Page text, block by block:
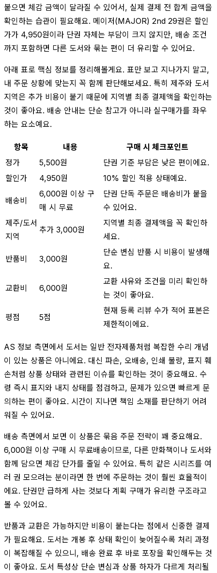
붙으면 체감 금액이 달라질 수 있어서, 실제 결제 전 합계 금액을
확인하는 습관이 필요해요. 메이저(MAJOR) 2nd 29권은 할인
가가 4,950원이라 단권 자체는 부담이 크지 않지만, 배송 조건
까지 포함하면 다른 도서와 묶는 편이 더 유리할 수 있어요.
아래 표로 핵심 정보를 정리해볼게요. 표만 보고 지나가지 말고,
내 주문 상황에 맞는지 꼭 함께 판단해보세요. 특히 제주와 도서
지역은 추가 비용이 붙기 때문에 지역별 최종 결제액을 확인하는
것이 좋아요. 배송 안내는 단순 참고가 아니라 실구매가를 좌우
하는 요소예요.
항목 내용
구매 시 체크포인트
정가
5,500원
단권 기준 부담은 낮은 편이에요.
할인가
4,950원 10% 할인 적용 상태예요.
배송비
6,000원 이상 구
매 시 무료
단권 단독 주문은 배송비가 붙을
수 있어요.
제주/도서
지역
추가 3,000원
지역별 최종 결제액을 꼭 확인하
세요.
반품비 3,000원
단순 변심 반품 시 비용이 발생해
요.
교환비 6,000원
교환 사유와 조건을 미리 확인하
는 것이 좋아요.
평점 5점
현재 등록 리뷰 수가 적어 표본은
제한적이에요.
AS 정보 측면에서 도서는 일반 전자제품처럼 복잡한 수리 개념
이 있는 상품은 아니에요. 대신 파손, 오배송, 인쇄 불량, 표지 훼
손처럼 상품 상태와 관련된 이슈를 확인하는 것이 중요해요. 수
령 즉시 표지와 내지 상태를 점검하고, 문제가 있으면 빠르게 문
의하는 편이 좋아요. 시간이 지나면 책임 소재를 판단하기 어려
워질 수 있어요.
배송 측면에서 보면 이 상품은 묶음 주문 전략이 꽤 중요해요.
6,000원 이상 구매 시 무료배송이므로, 다른 만화책이나 도서와
함께 담으면 체감 단가를 줄일 수 있어요. 특히 같은 시리즈를 여
러 권 모으려는 분이라면 한 번에 주문하는 것이 훨씬 효율적이
에요. 단권만 급하게 사는 것보다 계획 구매가 유리한 구조라고
볼 수 있어요.
반품과 교환은 가능하지만 비용이 붙는다는 점에서 신중한 결제
가 필요해요. 도서는 개봉 후 상태 확인이 늦어질수록 처리 과정
이 복잡해질 수 있으니, 배송 완료 후 바로 포장을 확인해두는 것
이 좋아요. 도서 특성상 단순 변심과 상품 하자가 다르게 처리될